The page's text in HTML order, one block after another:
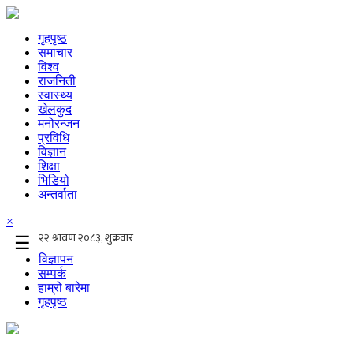
गृहपृष्ठ
समाचार
विश्व
राजनिती
स्वास्थ्य
खेलकुद
मनोरन्जन
प्रविधि
विज्ञान
शिक्षा
भिडियो
अन्तर्वाता
×
☰
विज्ञापन
सम्पर्क
हाम्रो बारेमा
गृहपृष्ठ